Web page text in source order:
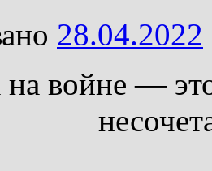
28.04.2022
войне —